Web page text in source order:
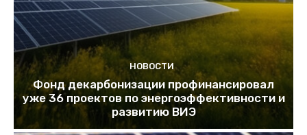
НОВОСТИ
Фонд декарбонизации профинансировал
уже 36 проектов по энергоэффективности и
развитию ВИЭ